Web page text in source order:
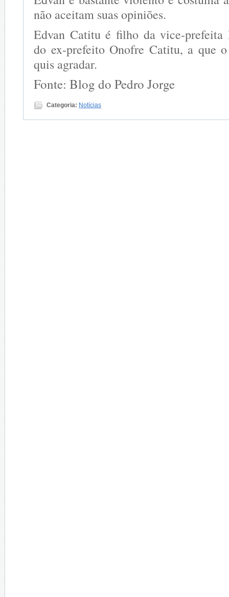
não aceitam suas opiniões.
Edvan Catitu é filho da vice-prefeita
do ex-prefeito Onofre Catitu, a que
quis agradar.
Fonte: Blog do Pedro Jorge
Categoria: Notícias